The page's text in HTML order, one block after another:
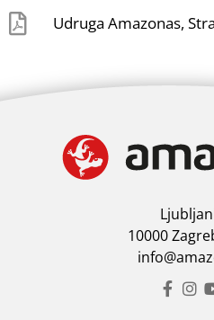
Udruga Amazonas,
10000